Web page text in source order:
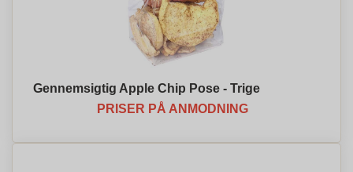
Gennemsigtig Apple Chip Pose - Trige
PRISER PÅ ANMODNING